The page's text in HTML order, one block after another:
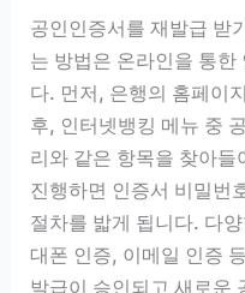
공인인증서를 재발급 받
는 방법은 온라인을 통
다. 먼저, 은행의 홈페이
후, 인터넷뱅킹 메뉴 중
리와 같은 항목을 찾아
진행하면 인증서 비밀번
절차를 밟게 됩니다. 다
대폰 인증, 이메일 인증
발급이 승인되고 새로운